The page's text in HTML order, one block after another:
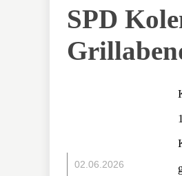
SPD
02.06.2026